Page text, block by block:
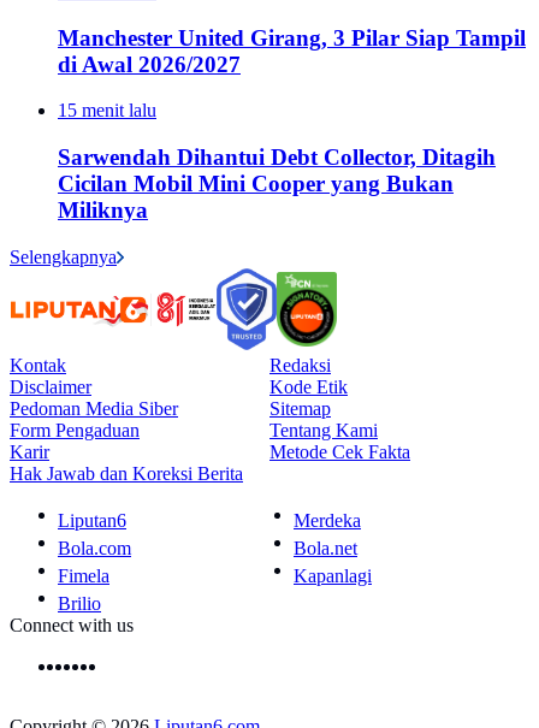
Manchester United Girang, 3 Pilar Siap Tampil
di Awal 2026/2027
15 menit lalu
Sarwendah Dihantui Debt Collector, Ditagih
Cicilan Mobil Mini Cooper yang Bukan
Miliknya
Selengkapnya
Kontak
Redaksi
Disclaimer
Kode Etik
Pedoman Media Siber
Sitemap
Form Pengaduan
Tentang Kami
Karir
Metode Cek Fakta
Hak Jawab dan Koreksi Berita
Liputan6
Merdeka
Bola.com
Bola.net
Fimela
Kapanlagi
Brilio
Connect with us